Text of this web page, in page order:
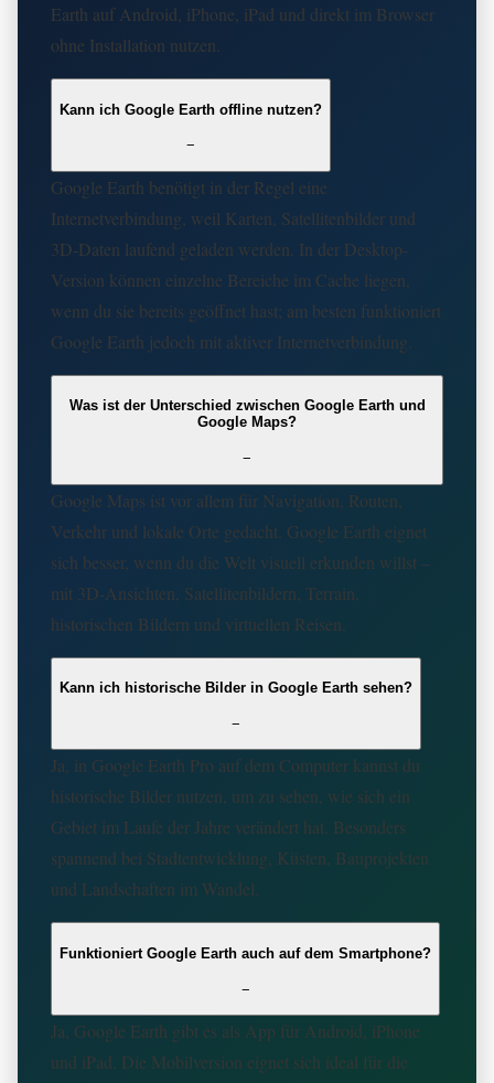
Earth auf Android, iPhone, iPad und direkt im Browser
ohne Installation nutzen.
Kann ich Google Earth offline nutzen?
−
Google Earth benötigt in der Regel eine
Internetverbindung, weil Karten, Satellitenbilder und
3D-Daten laufend geladen werden. In der Desktop-
Version können einzelne Bereiche im Cache liegen,
wenn du sie bereits geöffnet hast; am besten funktioniert
Google Earth jedoch mit aktiver Internetverbindung.
Was ist der Unterschied zwischen Google Earth und
Google Maps?
−
Google Maps ist vor allem für Navigation, Routen,
Verkehr und lokale Orte gedacht. Google Earth eignet
sich besser, wenn du die Welt visuell erkunden willst –
mit 3D-Ansichten, Satellitenbildern, Terrain,
historischen Bildern und virtuellen Reisen.
Kann ich historische Bilder in Google Earth sehen?
−
Ja, in Google Earth Pro auf dem Computer kannst du
historische Bilder nutzen, um zu sehen, wie sich ein
Gebiet im Laufe der Jahre verändert hat. Besonders
spannend bei Stadtentwicklung, Küsten, Bauprojekten
und Landschaften im Wandel.
Funktioniert Google Earth auch auf dem Smartphone?
−
Ja, Google Earth gibt es als App für Android, iPhone
und iPad. Die Mobilversion eignet sich ideal für die